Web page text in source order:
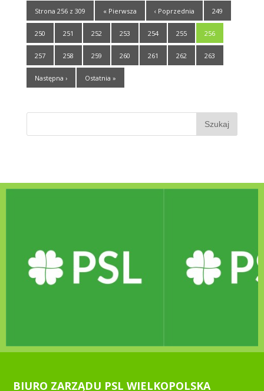
Strona 256 z 309 « Pierwsza ‹ Poprzednia 249
250 251 252 253 254 255 256
257 258 259 260 261 262 263
Następna › Ostatnia »
BIURO ZARZĄDU PSL WIELKOPOLSKA